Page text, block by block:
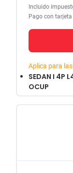
Incluido
Pago con
Aplica para
SEDAN I 4P
OCUP